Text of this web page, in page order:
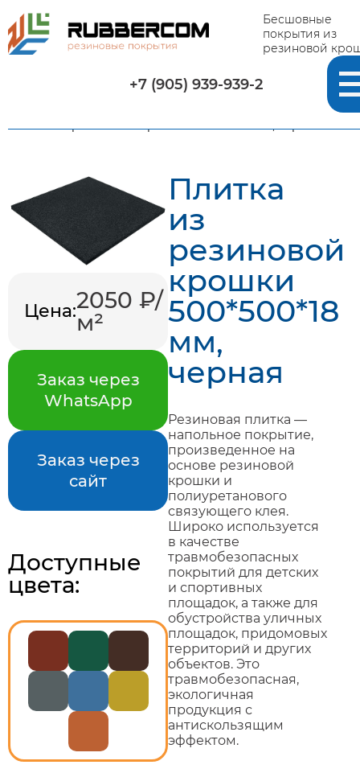
Бесшовные
покрытия из
резиновой
+7 (905) 939-939-2
Плитка из резиновой крошки 500*500*18 мм, черная
Цена:2050 ₽/
м²
Заказ через
WhatsApp
Заказ через
сайт
Доступные
цвета:
Плитка
из
резиновой
крошки
500*500*18
мм,
черная
Резиновая плитка —
напольное покрытие,
произведенное на
основе резиновой
крошки и
полиуретанового
связующего клея.
Широко используется
в качестве
травмобезопасных
покрытий для детских
и спортивных
площадок, а также для
обустройства уличных
площадок, придомовых
территорий и других
объектов. Это
травмобезопасная,
экологичная
продукция с
антискользящим
эффектом.